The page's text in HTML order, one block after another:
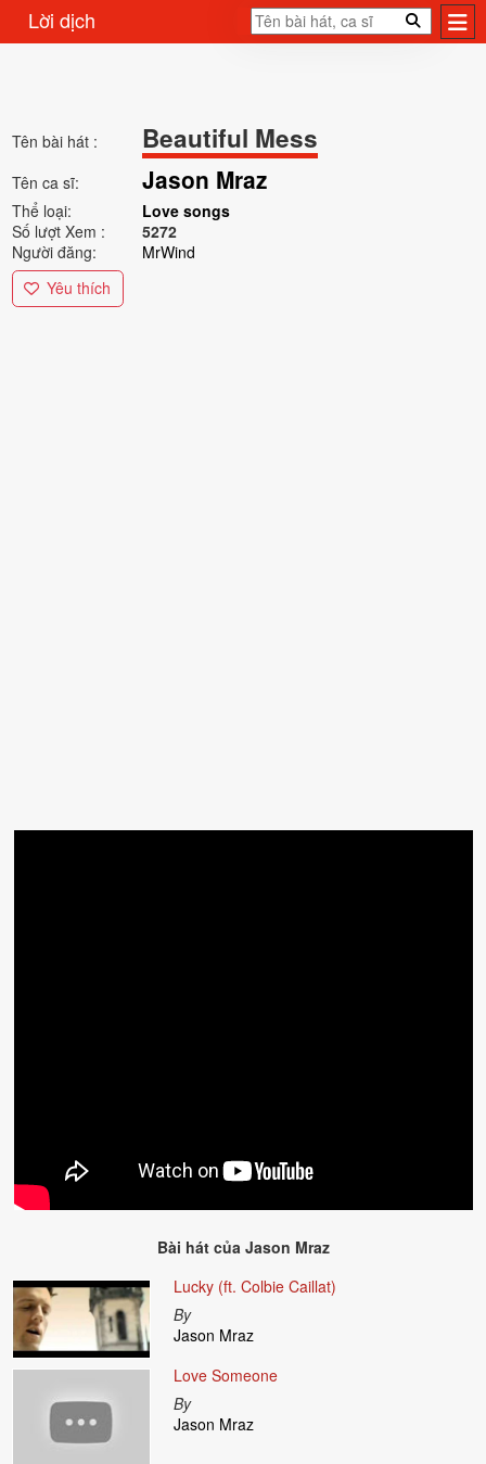
Lời dịch
Tên bài hát : Beautiful Mess
Tên ca sĩ: Jason Mraz
Thể loại:
Love songs
Số lượt Xem :
5272
Người đăng:
MrWind
Yêu thích
Bài hát của Jason Mraz
Lucky (ft. Colbie Caillat)
By
Jason Mraz
Love Someone
By
Jason Mraz